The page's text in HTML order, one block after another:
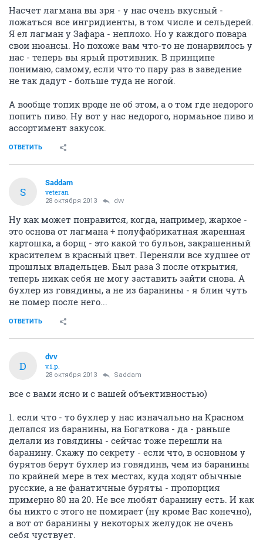
Насчет лагмана вы зря - у нас очень вкусный -
ложаться все ингридиенты, в том числе и сельдерей.
Я ел лагман у Зафара - неплохо. Но у каждого повара
свои нюансы. Но похоже вам что-то не понарвилось у
нас - теперь вы ярый противник. В принципе
понимаю, самому, если что то пару раз в заведение
не так дадут - больше туда не ногой.
А вообще топик вроде не об этом, а о том где недорого
попить пиво. Ну вот у нас недорого, нормаьное пиво и
ассортимент закусок.
ОТВЕТИТЬ
S
Saddam
veteran
28 октября 2013 dvv
Ну как может понравится, когда, например, жаркое -
это основа от лагмана + полуфабрикатная жаренная
картошка, а борщ - это какой то бульон, закрашенный
красителем в красный цвет. Переняли все худшее от
прошлых владельцев. Был раза 3 после открытия,
теперь никак себя не могу заставить зайти снова. А
бухлер из говядины, а не из баранины - я блин чуть
не помер после него...
ОТВЕТИТЬ
D
dvv
v.i.p.
28 октября 2013 Saddam
все с вами ясно и с вашей объективностью)
1. если что - то бухлер у нас изначально на Красном
делался из баранины, на Богаткова - да - раньше
делали из говядины - сейчас тоже перешли на
баранину. Скажу по секрету - если что, в основном у
бурятов берут бухлер из говядинв, чем из баранины
по крайней мере в тех местах, куда ходят обычные
русские, а не фанатичные буряты - пропорция
примерно 80 на 20. Не все любят баранину есть. И как
бы никто с этого не помирает (ну кроме Вас конечно),
а вот от баранины у некоторых желудок не очень
себя чуствует.